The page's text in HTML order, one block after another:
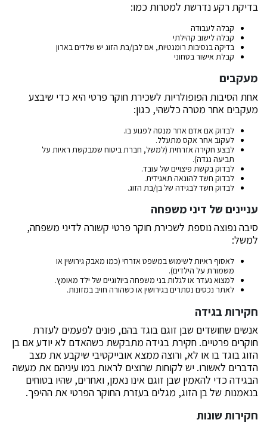
בדיקת רקע נדרשת למטרות כמו:
קבלה לעבודה
קבלה לישוב קהילתי
בדיקה בנסיבות רומנטיות, אם לבן/בת הזוג יש שלדים בארון
קבלת אישור בטחוני
מעקבים
אחת הסיבות הפופולריות לשכירת חוקר פרטי היא כדי שיבצע
מעקבים אחר מטרה כלשהי, כגון:
לבדוק אם אדם אחר מנסה לפגוע בו.
לעקוב אחר אקס מתעלל.
לבצע חקירה אזרחית (למשל, חברת ביטוח שמבקשת ראיות על
תביעה נגדה).
לבדוק בקשת פיצויים של עובד.
לבדוק חשד להונאה תאגידית.
לבדוק חשד לבגידה של בן/בת הזוג.
עניינים של דיני משפחה
סיבה נפוצה נוספת לשכירת חוקר פרטי קשורה לדיני משפחה,
למשל:
לאסוף ראיות לשימוש במשפט אזרחי (כמו מאבק גירושין או
משמורת על הילדים).
למצוא נעדר או לגלות בני משפחה ביולוגיים של ילד מאומץ.
לאתר נכסים נסתרים בגירושין או כשהורה חויב במזונות.
חקירות בגידה
אנשים שחושדים שבן זוגם בוגד בהם, פונים לפעמים לעזרת
חוקרים פרטיים. חקירת בגידה מתבקשת כשהאדם לא יודע אם בן
הזוג בוגד בו או לא, ורוצה ממצא אובייקטיבי שיקבע את מצב
הדברים לאשורו. יש לקוחות שרוצים לראות במו עיניהם את מעשה
הבגידה כדי להאמין שבן זוגם אינו נאמן, ואחרים, שהיו בטוחים
בנאמנות של בן הזוג, מגלים בעזרת החוקר הפרטי את ההיפך.
חקירות שונות